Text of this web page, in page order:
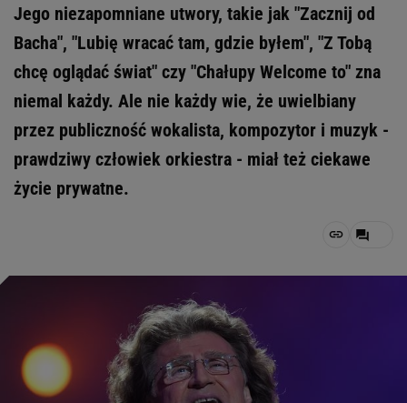
Jego niezapomniane utwory, takie jak "Zacznij od
Bacha", "Lubię wracać tam, gdzie byłem", "Z Tobą
chcę oglądać świat" czy "Chałupy Welcome to" zna
niemal każdy. Ale nie każdy wie, że uwielbiany
przez publiczność wokalista, kompozytor i muzyk -
prawdziwy człowiek orkiestra - miał też ciekawe
życie prywatne.